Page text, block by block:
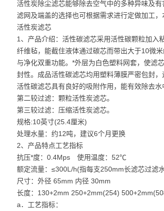
活性炭除尘滤芯能够除去空气中的多种异味及
滤网及端盖的选择也可根据需求进行定做加工
活性炭滤芯
1、产品介绍：活性碳滤芯采用活性碳颗粒加入
纤维毡，能截住液体通过碳芯而带出大于10微
与净化双重功能。*外层为白色塑料网套，使滤
封性。成品活性碳滤芯均用塑料薄膜严密包封
活性碳滤芯具有良好的吸附作用，能有效除去水
第二较过滤：颗粒活性炭滤芯。
第三较过滤：压缩活性炭滤芯。
规格:10英寸(25.4厘米)
处理水量：约12吨，建议6个月更换
2、产品特点工艺指标
抗压*度：0.4Mps 使用温度：52℃
额定流量：≤300L/h(指每支250mm长滤芯过滤
尺寸：外径 65mm 内径 30mm
长度：130+2mm 250+2mm(254)
a．工艺指标：